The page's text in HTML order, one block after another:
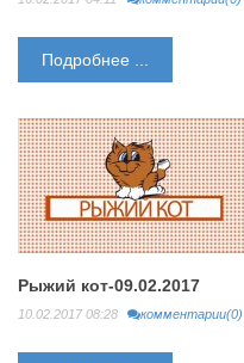
Подробнее ...
Рыжий кот-09.02.2017
10.02.2017 08:28 комментарии(0)